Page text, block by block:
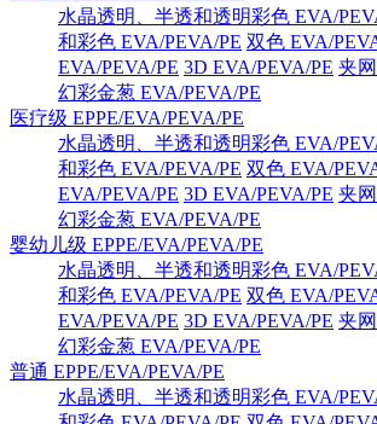
水晶透明、半透和透明彩色 EVA/
和彩色 EVA/PEVA/PE 双色 EVA/
EVA/PEVA/PE 3D EVA/PEVA/PE 夹
幻彩金葱 EVA/PEVA/PE
医疗级 EPPE/EVA/PEVA/PE
水晶透明、半透和透明彩色 EVA/
和彩色 EVA/PEVA/PE 双色 EVA/
EVA/PEVA/PE 3D EVA/PEVA/PE 夹
幻彩金葱 EVA/PEVA/PE
婴幼儿级 EPPE/EVA/PEVA/PE
水晶透明、半透和透明彩色 EVA/
和彩色 EVA/PEVA/PE 双色 EVA/
EVA/PEVA/PE 3D EVA/PEVA/PE 夹
幻彩金葱 EVA/PEVA/PE
普通 EPPE/EVA/PEVA/PE
水晶透明、半透和透明彩色 EVA/